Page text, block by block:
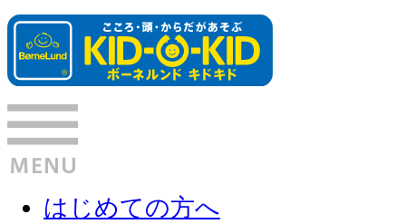
はじめての方へ